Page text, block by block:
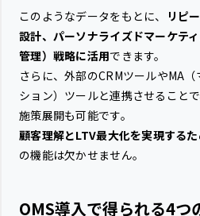
このようなデータをもとに、
リピ
設計、パーソナライズドマーケテ
管理）戦略に活用できます。
さらに、外部のCRMツールやMA
ション）ツールと連携させること
施策展開も可能です。
顧客理解とLTV最大化を実現する
の機能は欠かせません。
OMS導入で得られる4つ